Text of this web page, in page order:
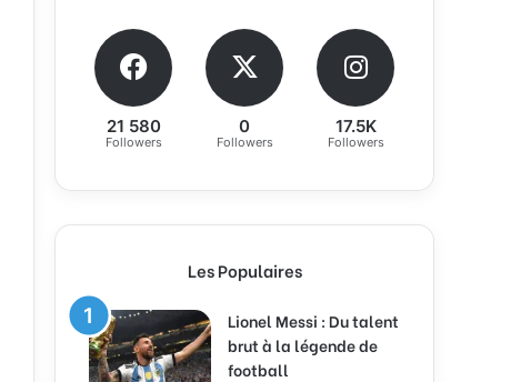
21 580
Followers
0
Followers
17.5K
Followers
Les Populaires
Lionel Messi : Du talent
brut à la légende de
football